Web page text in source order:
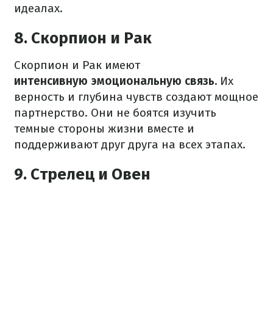
идеалах.
8. Скорпион и Рак
Скорпион и Рак имеют
интенсивную эмоциональную связь. Их
верность и глубина чувств создают мощное
партнерство. Они не боятся изучить
темные стороны жизни вместе и
поддерживают друг друга на всех этапах.
9. Стрелец и Овен